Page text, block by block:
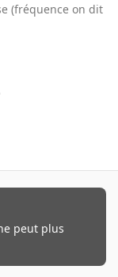
(fréquence on dit
peut plus